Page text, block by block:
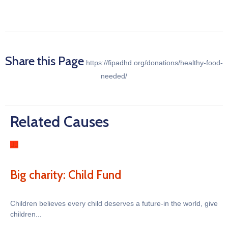
Share this Page https://fipadhd.org/donations/healthy-food-
needed/
Related Causes
Big charity: Child Fund
Children believes every child deserves a future-in the world, give
children...